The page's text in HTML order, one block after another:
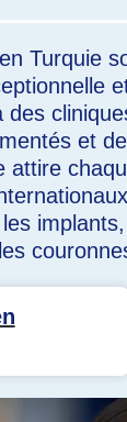
Turquie
et
attire